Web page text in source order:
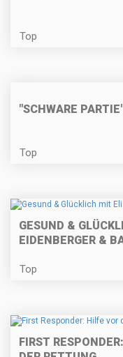
Top
"SCHWARE
Top
GESUND &
EIDENBERGER &
Top
FIRST